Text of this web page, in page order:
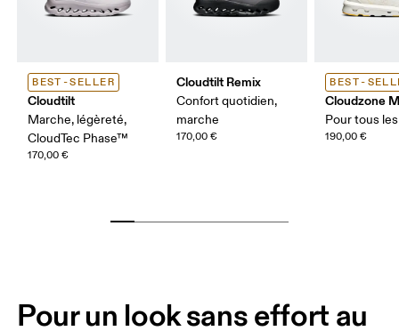
BEST-SELLER
Cloudtilt
Marche, légèreté,
CloudTec Phase™
170,00 €
Cloudtilt Remix
Confort quotidien,
marche
170,00 €
BEST-
Cloudzone
Pour tous
190,00 €
Pour un look sans effort au